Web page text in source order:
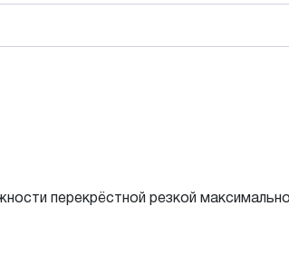
перекрёстной резкой